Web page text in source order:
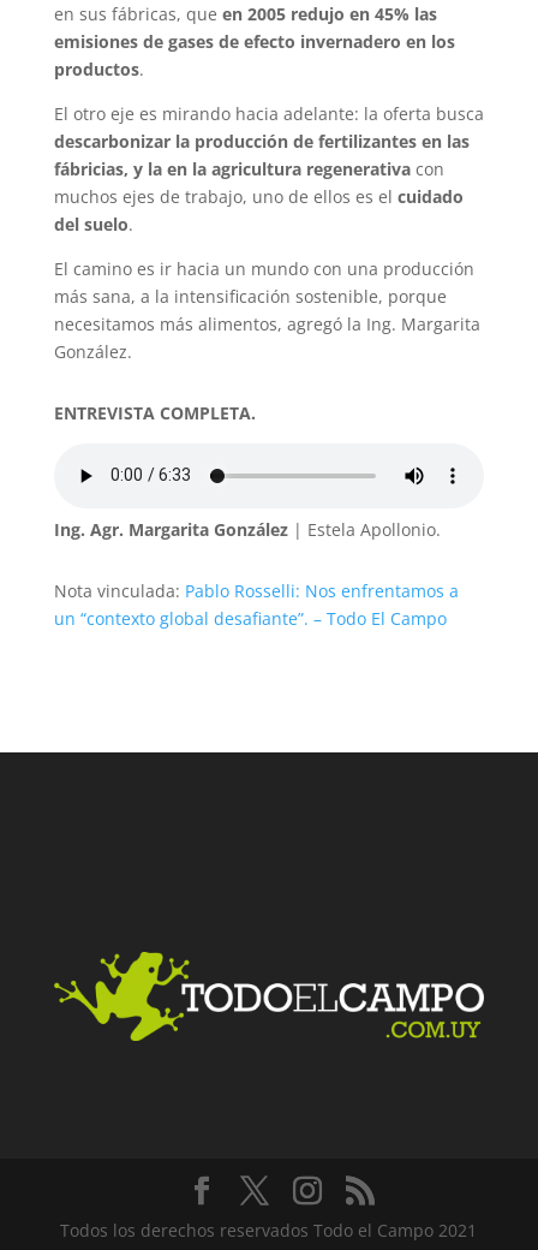
en sus fábricas, que en 2005 redujo en 45% las
emisiones de gases de efecto invernadero en los
productos.
El otro eje es mirando hacia adelante: la oferta busca
descarbonizar la producción de fertilizantes en las
fábricias, y la en la agricultura regenerativacon
muchos ejes de trabajo, uno de ellos es el cuidado
del suelo.
El camino es ir hacia un mundo con una producción
más sana, a la intensificación sostenible, porque
necesitamos más alimentos, agregó la Ing. Margarita
González.
ENTREVISTA COMPLETA.
Ing. Agr. Margarita González| Estela Apollonio.
Nota vinculada: Pablo Rosselli: Nos enfrentamos a
un “contexto global desafiante”. – Todo El Campo
Todos los derechos reservados Todo el Campo 2021